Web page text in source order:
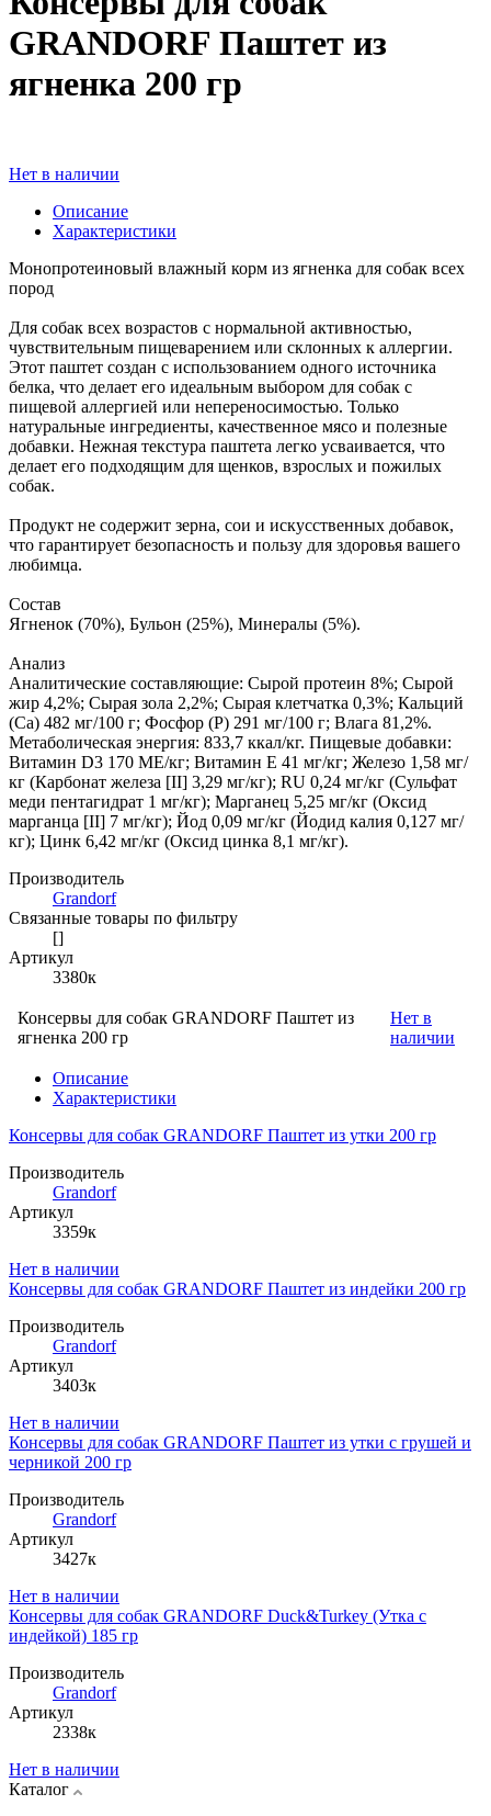
GRANDORF Паштет из
ягненка 200 гр
Нет в наличии
Описание
Характеристики
Монопротеиновый влажный корм из ягненка для собак всех
пород
Для собак всех возрастов с нормальной активностью,
чувствительным пищеварением или склонных к аллергии.
Этот паштет создан с использованием одного источника
белка, что делает его идеальным выбором для собак с
пищевой аллергией или непереносимостью. Только
натуральные ингредиенты, качественное мясо и полезные
добавки. Нежная текстура паштета легко усваивается, что
делает его подходящим для щенков, взрослых и пожилых
собак.
Продукт не содержит зерна, сои и искусственных добавок,
что гарантирует безопасность и пользу для здоровья вашего
любимца.
Состав
Ягненок (70%), Бульон (25%), Минералы (5%).
Анализ
Аналитические составляющие: Сырой протеин 8%; Сырой
жир 4,2%; Сырая зола 2,2%; Сырая клетчатка 0,3%; Кальций
(Са) 482 мг/100 г; Фосфор (P) 291 мг/100 г; Влага 81,2%.
Метаболическая энергия: 833,7 ккал/кг. Пищевые добавки:
Витамин D3 170 МЕ/кг; Витамин E 41 мг/кг; Железо 1,58 мг/
кг (Карбонат железа [II] 3,29 мг/кг); RU 0,24 мг/кг (Сульфат
меди пентагидрат 1 мг/кг); Марганец 5,25 мг/кг (Оксид
марганца [II] 7 мг/кг); Йод 0,09 мг/кг (Йодид калия 0,127 мг/
кг); Цинк 6,42 мг/кг (Оксид цинка 8,1 мг/кг).
Производитель
Grandorf
Связанные товары по фильтру
[]
Артикул
3380к
Консервы для собак GRANDORF Паштет из
ягненка 200 гр
Нет в
наличии
Описание
Характеристики
Консервы для собак GRANDORF Паштет из утки 200 гр
Производитель
Grandorf
Артикул
3359к
Нет в наличии
Консервы для собак GRANDORF Паштет из индейки 200 гр
Производитель
Grandorf
Артикул
3403к
Нет в наличии
Консервы для собак GRANDORF Паштет из утки с грушей и
черникой 200 гр
Производитель
Grandorf
Артикул
3427к
Нет в наличии
Консервы для собак GRANDORF Duck&Turkey (Утка с
индейкой) 185 гр
Производитель
Grandorf
Артикул
2338к
Нет в наличии
Каталог